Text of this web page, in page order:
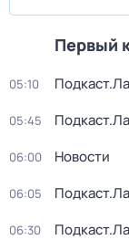
Первый
05:10
05:45
06:00 Новости
06:05
06:30